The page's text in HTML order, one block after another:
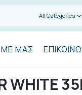
All Categories
ΜΕ ΜΑΣ
WHITE